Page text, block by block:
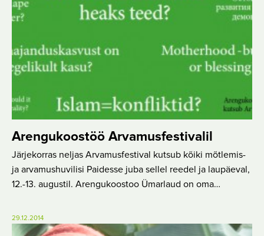
Arengukoostöö Arvamusfestivalil
Järjekorras neljas Arvamusfestival kutsub kõiki mõtlemis-
ja arvamushuvilisi Paidesse juba sellel reedel ja laupäeval,
12.-13. augustil. Arengukoostoo Ümarlaud on oma…
29.12.2014